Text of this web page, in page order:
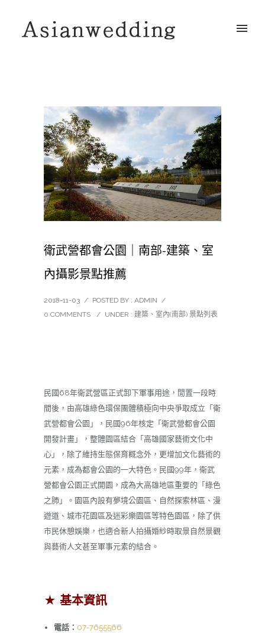
衛武營都會公園｜南部-建築、室
內攝影景點推薦
2018-11-03 / POSTED BY : ADMIN /
0 COMMENTS
/ UNDER : 建築、室內(南部) 景點列表
民國68年衛武營區正式卸下軍事用途，閒置一段時
間後，由高雄綠色環保團體積極向中央爭取成立「衛
武營都會公園」，民國96年核定「衛武營都會公園
開發計畫」，整體園區結合「高雄國家藝術文化中
心」，除了維持生態保育概念外，更增加文化藝術的
元素，成為都會公園的一大特色。民國99年，衛武
營都會公園正式開園，成為大高雄地區重要的「綠色
之肺」。園區內設有夢境公園區、自然探索林區、漫
遊道、城市花園區及迷彩樂園區等特色園區，除了供
市民休憩娛樂，也適合新人拍攝婚紗時取景自然景觀
與藝術人文甚至軍事元素的結合。
★ 基本資訊
電話： 07-7655566